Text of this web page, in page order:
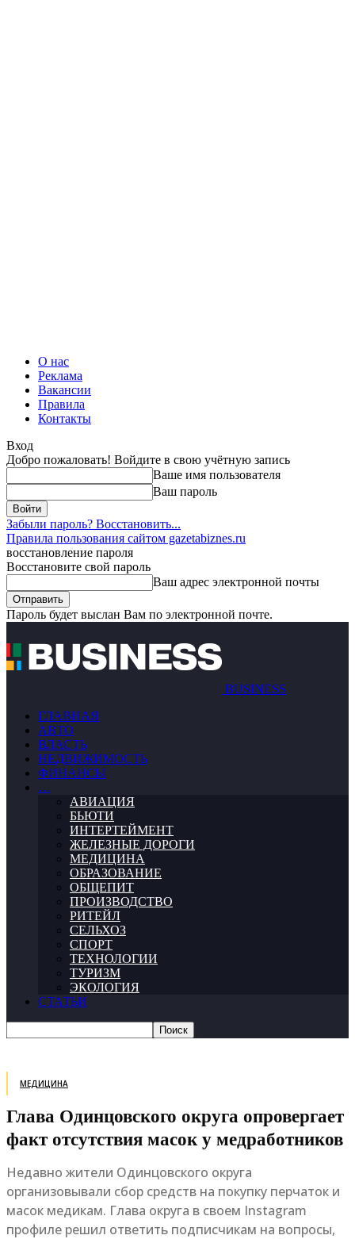
О нас
Реклама
Вакансии
Правила
Контакты
Вход
Добро пожаловать! Войдите в свою учётную запись
Ваше имя пользователя
Ваш пароль
Забыли пароль? Восстановить...
Правила пользования сайтом gazetabiznes.ru
восстановление пароля
Восстановите свой пароль
Ваш адрес электронной почты
Пароль будет выслан Вам по электронной почте.
BUSINESS
ГЛАВНАЯ
АВТО
ВЛАСТЬ
НЕДВИЖИМОСТЬ
ФИНАНСЫ
…
АВИАЦИЯ
БЬЮТИ
ИНТЕРТЕЙМЕНТ
ЖЕЛЕЗНЫЕ ДОРОГИ
МЕДИЦИНА
ОБРАЗОВАНИЕ
ОБЩЕПИТ
ПРОИЗВОДСТВО
РИТЕЙЛ
СЕЛЬХОЗ
СПОРТ
ТЕХНОЛОГИИ
ТУРИЗМ
ЭКОЛОГИЯ
СТАТЬИ
МЕДИЦИНА
Глава Одинцовского округа опровергает
факт отсутствия масок у медработников
Недавно жители Одинцовского округа
организовывали сбор средств на покупку перчаток и
масок медикам. Глава округа в своем Instagram
профиле решил ответить подписчикам на вопросы,